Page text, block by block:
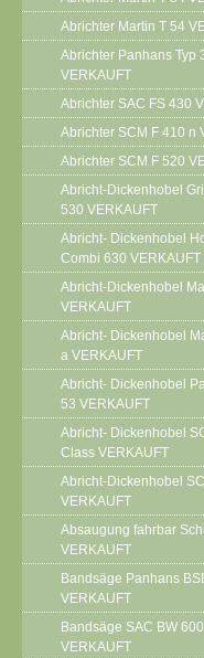
Abrichter Martin T 54
Abrichter Panhans Typ
VERKAUFT
Abrichter SAC FS 430
Abrichter SCM F 410 n
Abrichter SCM F 520
Abricht-Dickenhobel
530 VERKAUFT
Abricht- Dickenhobel
Combi 630 VERKAUFT
Abricht-Dickenhobel
VERKAUFT
Abricht- Dickenhobel
a VERKAUFT
Abricht- Dickenhobel
53 VERKAUFT
Abricht- Dickenhobel
Class VERKAUFT
Abricht-Dickenhobel
VERKAUFT
Absaugung fahrbar
VERKAUFT
Bandsäge Panhans
VERKAUFT
Bandsäge SAC BW 600
VERKAUFT